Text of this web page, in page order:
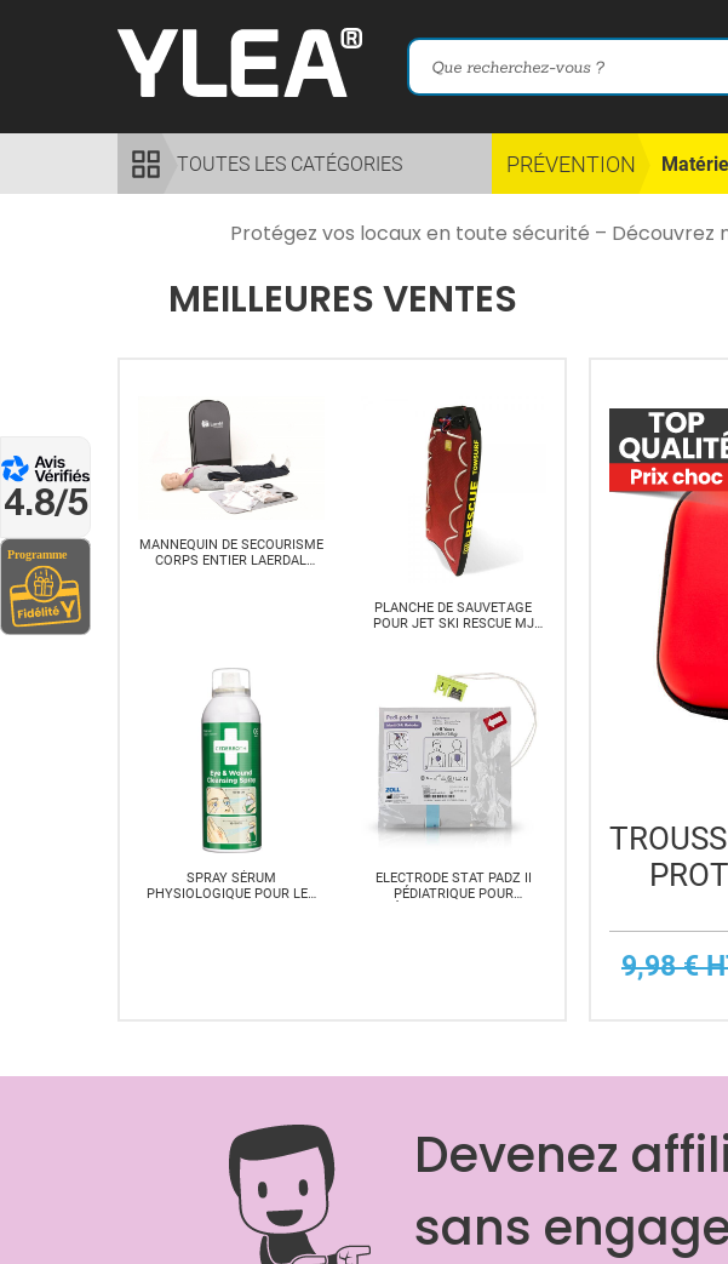
4.8/5
TOUTES LES CATÉGORIES PRÉVENTION
Protégez vos locaux en toute sécurité –
MEILLEURES VENTES
MANNEQUIN DE SECOURISME
CORPS ENTIER LAERDAL
PLANCHE DE SAUVETAGE
POUR JET SKI RESCUE MJ
SPRAY SÉRUM
PHYSIOLOGIQUE POUR LES
ELECTRODE STAT PADZ II
PÉDIATRIQUE POUR
9,98 €
Devenez
sans